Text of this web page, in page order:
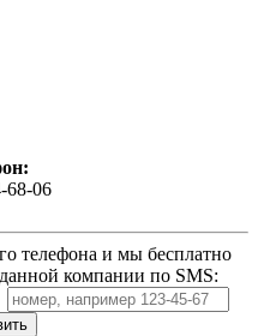
06
телефона и мы бесплатно
компании по SMS: